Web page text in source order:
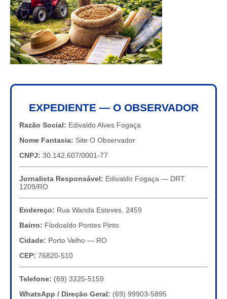
EXPEDIENTE — O OBSERVADOR
Razão Social: Edivaldo Alves Fogaça
Nome Fantasia: Site O Observador
CNPJ: 30.142.607/0001-77
Jornalista Responsável: Edivaldo Fogaça — DRT
1209/RO
Endereço: Rua Wanda Esteves, 2459
Bairro: Flodoaldo Pontes Pinto
Cidade: Porto Velho — RO
CEP: 76820-510
Telefone: (69) 3225-5159
WhatsApp / Direção Geral: (69) 99903-5895